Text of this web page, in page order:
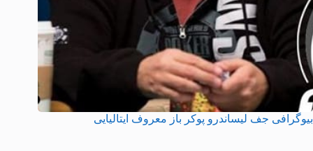
بیوگرافی جف لیساندرو پوکر باز معروف ایتالیایی